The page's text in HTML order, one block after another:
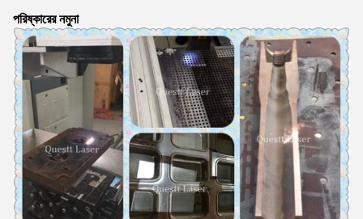
পরিষ্কারের নমুনা